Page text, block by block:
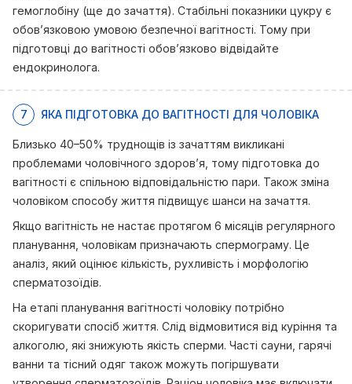
гемоглобіну (ще до зачаття). Стабільні показники цукру є
обов’язковою умовою безпечної вагітності. Тому при
підготовці до вагітності обов’язково відвідайте
ендокринолога.
7 ЯКА ПІДГОТОВКА ДО ВАГІТНОСТІ ДЛЯ ЧОЛОВІКА
Близько 40–50% труднощів із зачаттям викликані
проблемами чоловічного здоров’я, тому підготовка до
вагітності є спільною відповідальністю пари. Також зміна
чоловіком способу життя підвищує шанси на зачаття.
Якщо вагітність не настає протягом 6 місяців регулярного
планування, чоловікам призначають спермограму. Це
аналіз, який оцінює кількість, рухливість і морфологію
сперматозоїдів.
На етапі планування вагітності чоловіку потрібно
скоригувати спосіб життя. Слід відмовитися від куріння та
алкоголю, які знижують якість сперми. Часті сауни, гарячі
ванни та тісний одяг також можуть погіршувати